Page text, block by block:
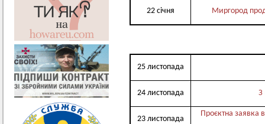
22 січня Миргород
25 листопада
24 листопада З
23 листопада
Проєктна заявка